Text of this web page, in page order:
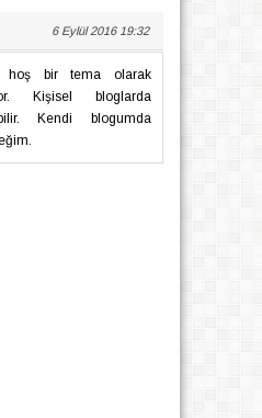
6 Eylül 2016 19:32
hoş bir tema olarak
Kişisel bloglarda
Kendi blogumda